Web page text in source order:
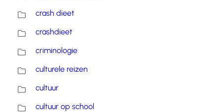
crash dieet
crashdieet
criminologie
culturele reizen
cultuur
cultuur op school